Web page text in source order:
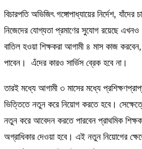
বিচারপতি অভিজিৎ গঙ্গোপাধ্যায়ের নির্দেশ, যাঁদের
নিজেদের যোগ্যতা প্রমাণের সুযোগ রয়েছে এখনও।
বাতিল হওয়া শিক্ষকরা আগামী ৪ মাস কাজ করবেন,
পাবেন। এঁদের কারও সার্ভিস ব্রেক হবে না।
তারই মধ্যে আগামী ৩ মাসের মধ্যে
ভিত্তিতে নতুন করে নিয়োগ করতে হবে।
নতুন করে আবেদন করতে পারবেন প্রাথমিক
অগ্রাধিকার দেওয়া হবে। এই নতুন নিয়োগের